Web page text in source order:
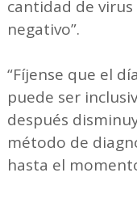
cantidad de
negativo”.
“Fíjense que el
puede ser
después
método de
hasta el